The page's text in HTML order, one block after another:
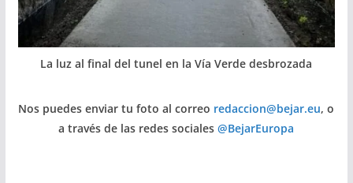
La luz al final del tunel en la Vía Verde desbrozada
Nos puedes enviar tu foto al correo redaccion@bejar.eu, o
a través de las redes sociales@BejarEuropa